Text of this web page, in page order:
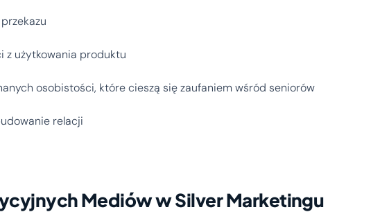
z użytkowania produktu
osobistości, które cieszą się zaufaniem wśród seniorów
relacji
Mediów w Silver Marketingu